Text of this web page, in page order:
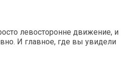
левосторонне движение, и
И главное, где вы увидели